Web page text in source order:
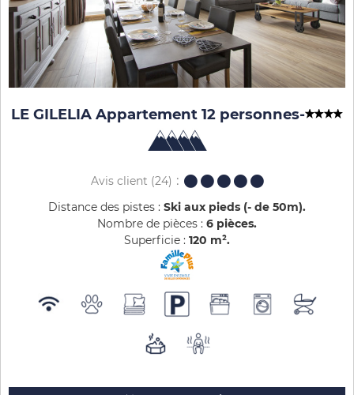
LE GILELIA Appartement 12 personnes-
Avis client (24)
Distance des pistes : Ski aux pieds (- de 50m)
Nombre de pièces : 6 pièces
Superficie : 120 m²